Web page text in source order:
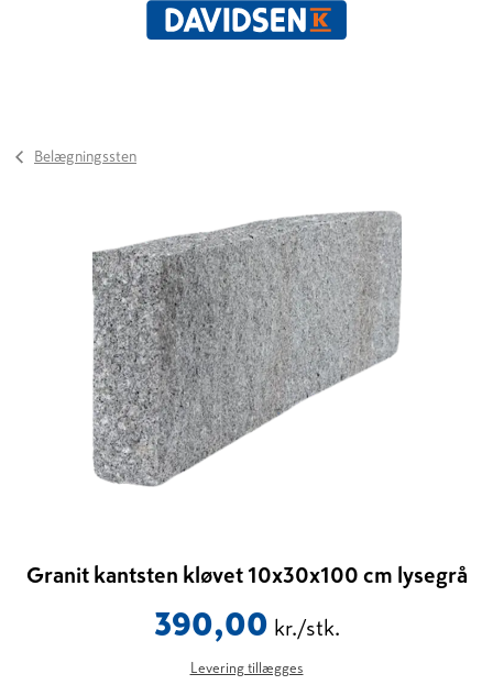
Belægningssten
Granit kantsten kløvet 10x30x100 cm lysegrå
390,00 kr./stk.
Levering tillægges